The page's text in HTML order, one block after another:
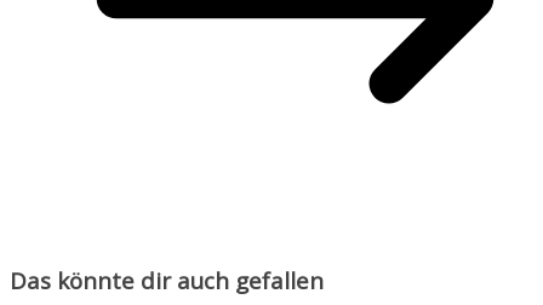
Das könnte dir auch gefallen